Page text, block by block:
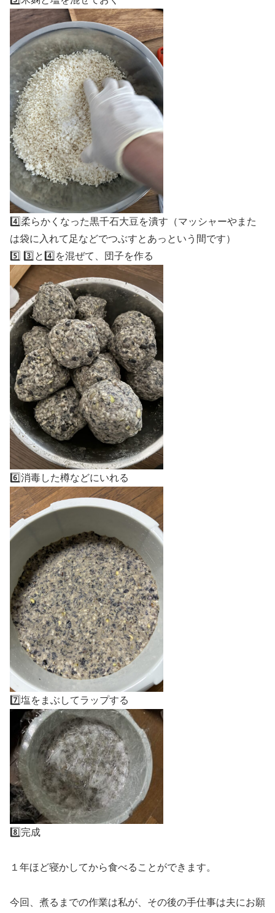
4️⃣柔らかくなった黒千石大豆を潰す（マッシャーやまた
は袋に入れて足などでつぶすとあっという間です）
5️⃣ 3️⃣と4️⃣を混ぜて、団子を作る
6️⃣消毒した樽などにいれる
7️⃣塩をまぶしてラップする
8️⃣完成
１年ほど寝かしてから食べることができます。
今回、煮るまでの作業は私が、その後の手仕事は夫にお願